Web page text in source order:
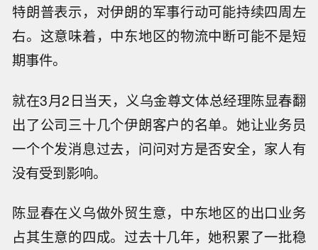
特朗普表示，对伊朗的军事行动可能持续四周左
右。这意味着，中东地区的物流中断可能不是短
期事件。
就在3月2日当天，义乌金尊文体总经理陈显春翻
出了公司三十几个伊朗客户的名单。她让业务员
一个个发消息过去，问问对方是否安全，家人有
没有受到影响。
陈显春在义乌做外贸生意，中东地区的出口业务
占其生意的四成。过去十几年，她积累了一批稳